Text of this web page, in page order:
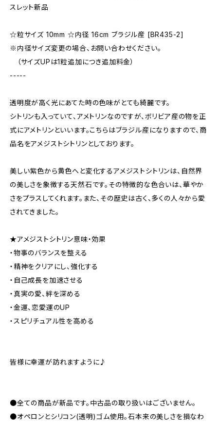
スレット新品
☆粒サイズ 10mm ☆内径 16cm ブラジル産 [BR435-2]
※内径サイズ変更の場合、お問い合わせください。
（サイズUPは1粒追加につき追加料金）
-----
透明度が高く光にあてた時の色味がとても綺麗です。
シトリンも入っていて、アメトリンなのですが、ボリビア産の物を正
式にアメトリンといいます。こちらはブラジル産になりますので、商
品名をアメジストシトリンとしております。
美しい紫色から黄色へと変化するアメジストシトリンは、自然界
の美しさを象徴する天然石です。その特徴的な色合いは、華やか
さをプラスしてくれます。また、その歴史は古く、多くの人々から愛
されてきました。
★アメジストシトリン意味・効果
・物事のバランスを整える
・精神をクリアにし、強化する
・自己成長を加速させる
・真実の愛、絆を深める
・金運、恋愛運のUP
・スピリチュアル性を高める
皆様に幸運が訪れますように♪
●全ての商品が新品です。中古品の取り扱いはございません。
●オペロンとシリコン(透明)ゴム使用。石本来の美しさを損なわ